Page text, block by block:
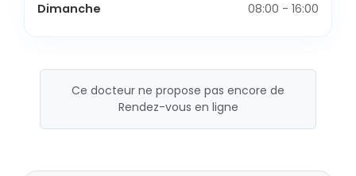
Dimanche
08:00 - 16:00
Ce docteur ne propose pas encore de
Rendez-vous en ligne